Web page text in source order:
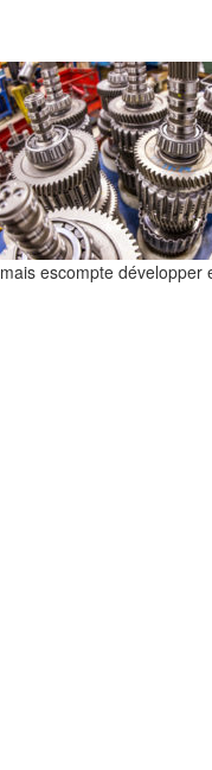
juin 18, 2026
and spanish) juin
sont devenus
de la métallurgie mai
escompte développer